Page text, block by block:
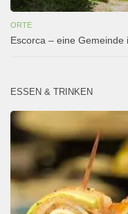
ORTE
Escorca – eine
ESSEN & TRINKEN